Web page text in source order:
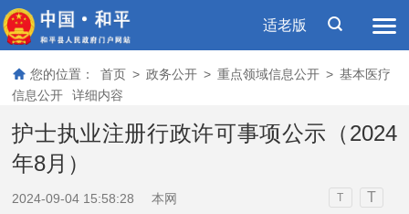
适老版
您的位置： 首页 > 政务公开 > 重点领域信息公开 > 基本医疗
信息公开
详细内容
护士执业注册行政许可事项公示（2024
年8月）
2024-09-04 15:58:28 本网 T T